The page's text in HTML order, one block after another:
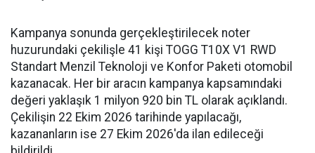
Kampanya sonunda gerçekleştirilecek noter
huzurundaki çekilişle 41 kişi TOGG T10X V1 RWD
Standart Menzil Teknoloji ve Konfor Paketi otomobil
kazanacak. Her bir aracın kampanya kapsamındaki
değeri yaklaşık 1 milyon 920 bin TL olarak açıklandı.
Çekilişin 22 Ekim 2026 tarihinde yapılacağı,
kazananların ise 27 Ekim 2026'da ilan edileceği